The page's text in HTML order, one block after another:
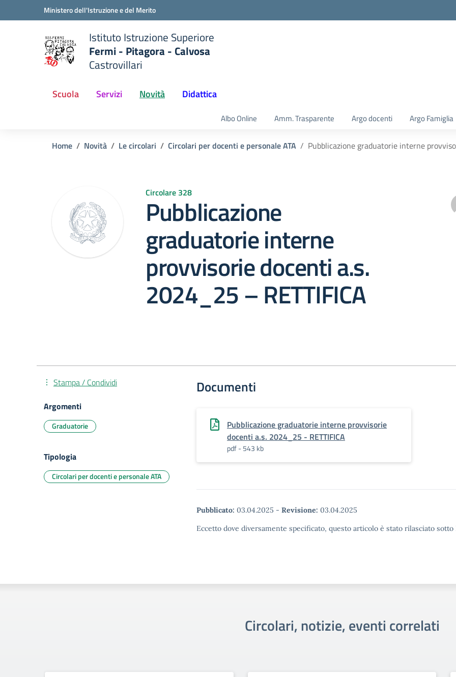
Vai ai contenuti
Vai al menu di navigazioneMinistero dell'Istruzione e del Merito
Istituto Istruzione Superiore
Fermi - Pitagora - Calvosa
Castrovillari
Scuola Servizi Novità Didattica
Albo Online Amm. Trasparente Argo docenti Argo Famiglia
Home Novità Le circolari Circolari per docenti e personale ATA Pubblicazione graduatorie interne
Circolare 328
Pubblicazione
graduatorie interne
provvisorie docenti a.s.
2024_25 – RETTIFICA
Documenti
Pubblicazione graduatorie interne provvisorie
docenti a.s. 2024_25 - RETTIFICA
pdf - 543 kb
Pubblicato: 03.04.2025 - Revisione: 03.04.2025
Eccetto dove diversamente specificato, questo articolo è stato rilasciato
Stampa / Condividi
Argomenti
Graduatorie
Tipologia
Circolari per docenti e personale ATA
Circolari, notizie, eventi correlati